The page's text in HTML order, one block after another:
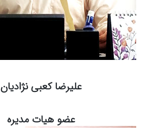
علیرضا کعبی نژادیان
عضو هیات مدیره